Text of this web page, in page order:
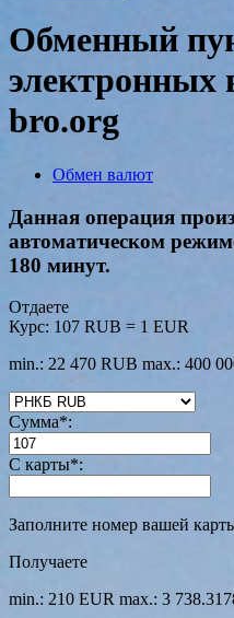
Обменный
электронных
bro.org
Обмен валют
Данная операция
автоматическом
180 минут.
Отдаете
Курс: 107 RUB = 1 EUR
min.: 22 470 RUB max.: 400
Сумма*:
С карты*:
Заполните номер вашей
Получаете
min.: 210 EUR max.: 3